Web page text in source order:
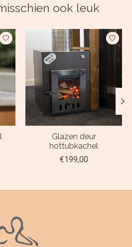
ook leuk
Glazen deur
hottubkachel
€199,00